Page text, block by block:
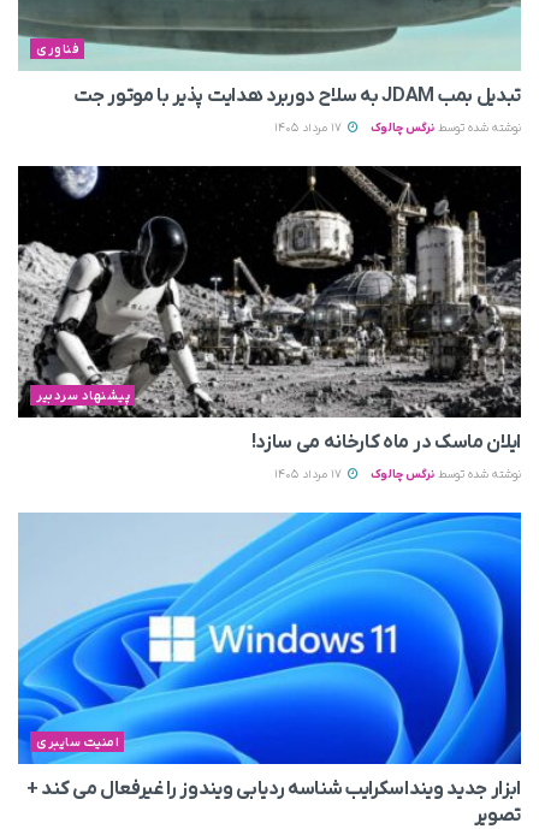
فناوری
تبدیل بمب JDAM به سلاح دوربرد هدایت پذیر با موتور جت
نوشته شده توسط نرگس چالوک
پیشنهاد سردبیر
ایلان ماسک در ماه کارخانه می سازد!
نوشته شده توسط نرگس چالوک
امنیت سایبری
ابزار جدید وینداسکرایب شناسه ردیابی ویندوز را غیرفعال می‌ کند +
تصویر